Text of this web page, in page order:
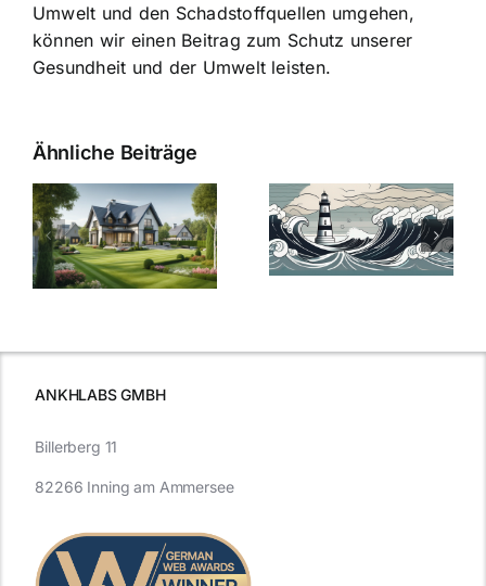
Umwelt und den Schadstoffquellen umgehen,
können wir einen Beitrag zum Schutz unserer
Gesundheit und der Umwelt leisten.
Ähnliche Beiträge
Bauzinsen im
Sturm: Die
aktuelle
Entwicklung
Die Evolution
der
Bauzinsen: Ein
Blick in die
ANKHLABS GMBH
Billerberg 11
82266 Inning am Ammersee